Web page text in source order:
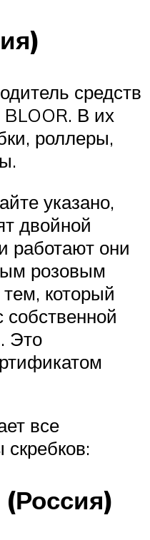
средств
В их
роллеры,
указано,
двойной
работают они
розовым
который
собственной
Это
все